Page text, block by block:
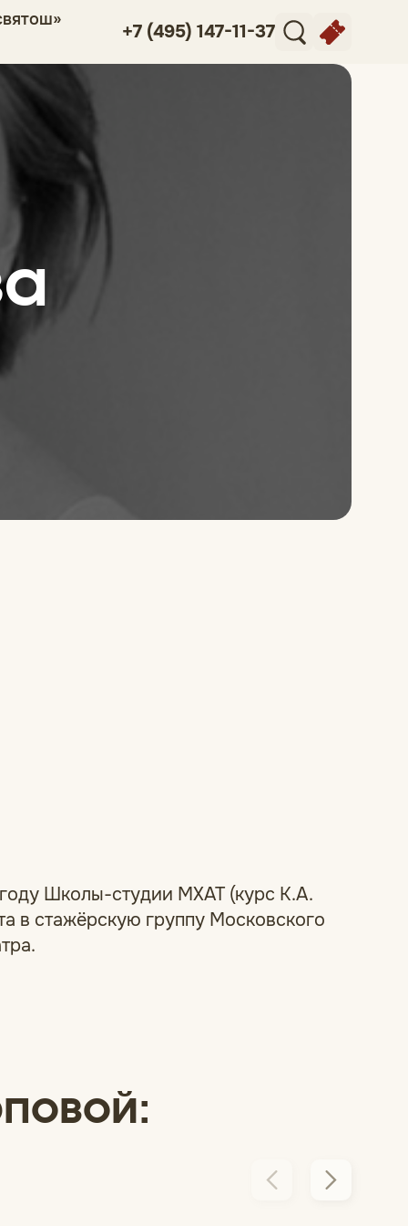
+7 (495) 147-11-37
Школы-студии МХАТ (курс К.А.
в стажёрскую группу Московского